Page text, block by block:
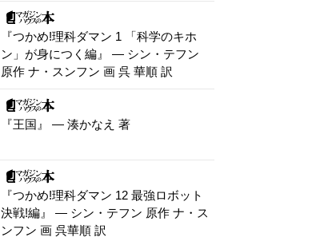
『つかめ!理科ダマン 1 「科学のキホ
ン」が身につく編』 — シン・テフン
原作 ナ・スンフン 画 呉 華順 訳
『王国』 — 湊かなえ 著
『つかめ!理科ダマン 12 最強ロボット
決戦!編』 — シン・テフン 原作 ナ・ス
ンフン 画 呉華順 訳